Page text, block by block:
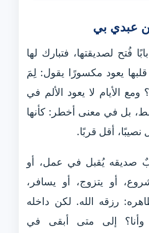
عبدي بي
فُتح لصديقتها، فتبارك لها
قلبها يعود مكسورًا يقول: لِمَ
الأيام لا يعود الألم في
بل في معنى أخطر: كأنها
أقل قربًا.
صديقه يُقبل في عمل، أو
أو يتزوج، أو يسافر،
رزقه الله. لكن داخله
وأنا؟ إلى متى أبقى في